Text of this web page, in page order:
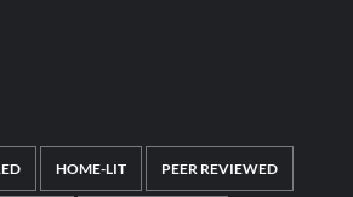
HOME-LIT PEER REVIEWED